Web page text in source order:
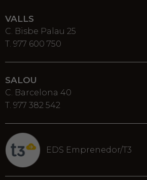
VALLS
C. Bisbe Palau 25
T. 977 600 750
SALOU
C. Barcelona 40
T. 977 382 542
EDS Emprenedor/T3